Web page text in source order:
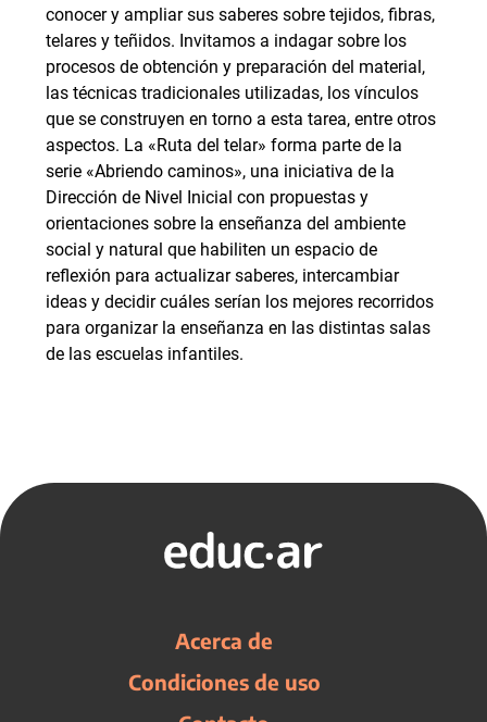
conocer y ampliar sus saberes sobre tejidos, fibras,
telares y teñidos. Invitamos a indagar sobre los
procesos de obtención y preparación del material,
las técnicas tradicionales utilizadas, los vínculos
que se construyen en torno a esta tarea, entre otros
aspectos. La «Ruta del telar» forma parte de la
serie «Abriendo caminos», una iniciativa de la
Dirección de Nivel Inicial con propuestas y
orientaciones sobre la enseñanza del ambiente
social y natural que habiliten un espacio de
reflexión para actualizar saberes, intercambiar
ideas y decidir cuáles serían los mejores recorridos
para organizar la enseñanza en las distintas salas
de las escuelas infantiles.
Acerca de
Condiciones de uso